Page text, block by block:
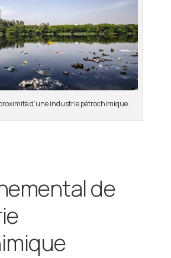
d’une industrie pétrochimique.
de